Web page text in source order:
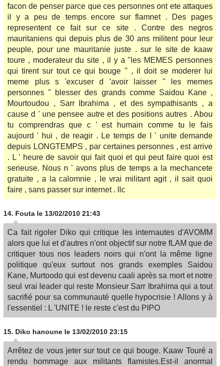
facon de penser parce que ces personnes ont ete attaques
il y a peu de temps encore sur flamnet . Des pages
representent ce fait sur ce site . Contre des negros
mauritaniens qui depuis plus de 30 ans militent pour leur
peuple, pour une mauritanie juste . sur le site de kaaw
toure , moderateur du site , il y a "les MEMES personnes
qui tirent sur tout ce qui bouge " , il doit se moderer lui
meme plus s 'excuser d 'avoir laisser " les memes
personnes " blesser des grands comme Saidou Kane ,
Mourtoudou , Sarr Ibrahima , et des sympathisants , a
cause d ' une pensee autre et des positions autres . Abou
tu comprendras que c ' est humain comme tu le fais
aujourd ' hui , de reagir . Le temps de l ' unite demande
depuis LONGTEMPS , par certaines personnes , est arrive
. L ' heure de savoir qui fait quoi et qui peut faire quoi est
serieuse. Nous n ' avons plus de temps a la mechancete
gratuite , a la calomnie , le vrai militant agit , il sait quoi
faire , sans passer sur internet . llc
14. Fouta le 13/02/2010 21:43
Ca fait rigoler Diko qui critique les internautes d'AVOMM
alors que lui et d'autres n'ont objectif sur notre fLAM que de
critiquer tous nos leaders noirs qui n'ont la même ligne
politique qu'eux surtout nos grands exemples Saidou
Kane, Murtoodo qui est devenu caali après sa mort et notre
seul vrai leader qui reste Monsieur Sarr Ibrahima qui a tout
sacrifié pour sa communauté quelle hypocrisie ! Allons y à
l'essentiel : L 'UNITE ! le reste c'est du PIPO
15. Diko hanoune le 13/02/2010 23:15
Arrêtez de vous jeter sur tout ce qui bouge. Kaaw Touré a
rendu hommage aux militants flamistes.Est-il anormal